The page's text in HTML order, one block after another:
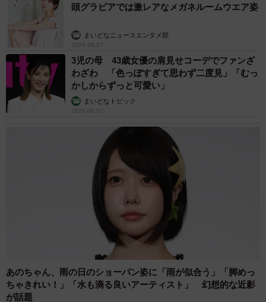
ーー今回保護した子に「おそまつくん」という仮名をつけ
られたそうですね。「おそまつくん」はどんな状況で車道
に飛び込んできたのですか？
「全力で養われに来た人懐っこいオスなので、おそまつで
いいか！ということになりました（笑）。この日、朝方の
住宅街をゆっくり運転していたのですが、左側の民家の塀
に駆け寄って来たので、慌ててブレーキを踏みました。早
朝で他に車もなかったので、すぐに車を降り、ぶつかって
いないか確認しようと車体の右前方に移動して下を覗き込
もうとしゃがんだところ、車体左前方から『にゃー！！』
と鳴きながら駆け寄って来ました。
頭グラビアでは激レアなメガネルームウエア姿
まいどなニュースエンタメ部
2026.08.07
3児の母 43歳女優の肩見せコーデでファンざ
わざわ 「色っぽすぎて思わず二度見」「むっ
かしからずっと可愛い」
まいどなトピック
2026.08.07
あのちゃん、雨の日のショーパン姿に「雨が似合う」「脚めっ
ちゃきれい！」「水も滴る良いアーティスト」 幻想的な近影
が話題